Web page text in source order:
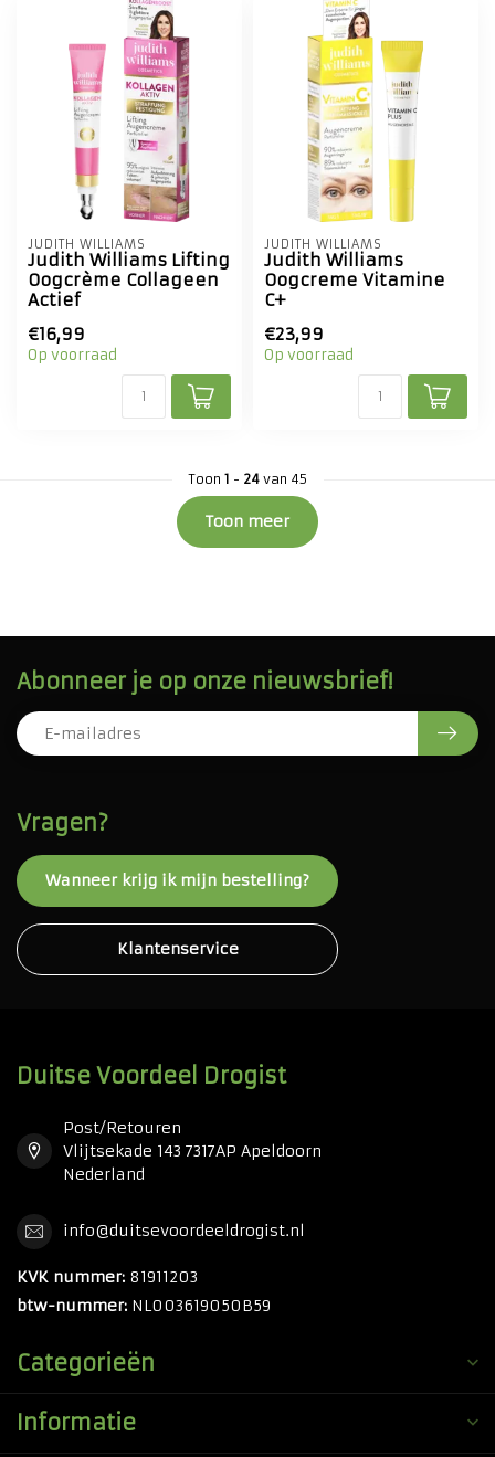
JUDITH WILLIAMS
Judith Williams Lifting
Oogcrème Collageen
Actief
€16,99
Op voorraad
JUDITH WILLIAMS
Judith Williams
Oogcreme Vitamine
C+
€23,99
Op voorraad
Toon 1 - 24van 45
Toon meer
Vragen?
Wanneer krijg ik mijn bestelling?
Klantenservice
Abonneer je op onze nieuwsbrief!
Duitse Voordeel Drogist
Post/Retouren
Vlijtsekade 143 7317AP Apeldoorn
Nederland
info@duitsevoordeeldrogist.nl
KVK nummer: 81911203
btw-nummer: NL003619050B59
Categorieën
Informatie